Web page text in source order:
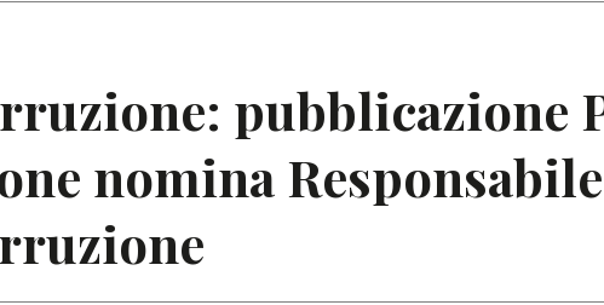
pubblicazione
nomina